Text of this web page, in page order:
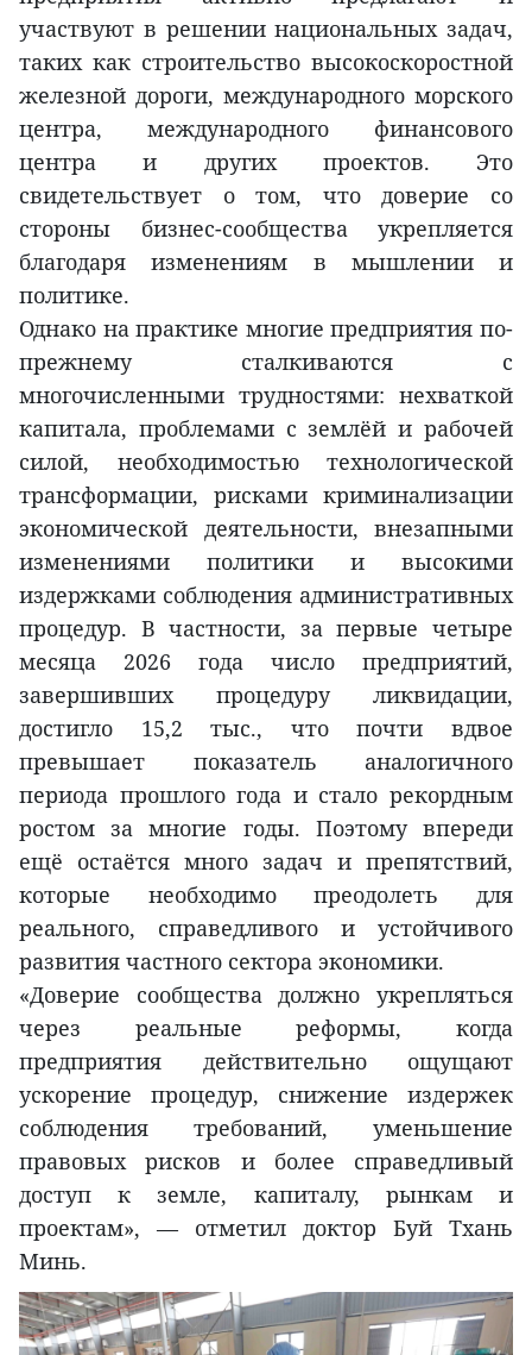
участвуют в решении национальных задач,
таких как строительство высокоскоростной
железной дороги, международного морского
центра, международного финансового
центра и других проектов. Это
свидетельствует о том, что доверие со
стороны бизнес-сообщества укрепляется
благодаря изменениям в мышлении и
политике.
Однако на практике многие предприятия по-
прежнему сталкиваются с
многочисленными трудностями: нехваткой
капитала, проблемами с землёй и рабочей
силой, необходимостью технологической
трансформации, рисками криминализации
экономической деятельности, внезапными
изменениями политики и высокими
издержками соблюдения административных
процедур. В частности, за первые четыре
месяца 2026 года число предприятий,
завершивших процедуру ликвидации,
достигло 15,2 тыс., что почти вдвое
превышает показатель аналогичного
периода прошлого года и стало рекордным
ростом за многие годы. Поэтому впереди
ещё остаётся много задач и препятствий,
которые необходимо преодолеть для
реального, справедливого и устойчивого
развития частного сектора экономики.
«Доверие сообщества должно укрепляться
через реальные реформы, когда
предприятия действительно ощущают
ускорение процедур, снижение издержек
соблюдения требований, уменьшение
правовых рисков и более справедливый
доступ к земле, капиталу, рынкам и
проектам», — отметил доктор Буй Тхань
Минь.